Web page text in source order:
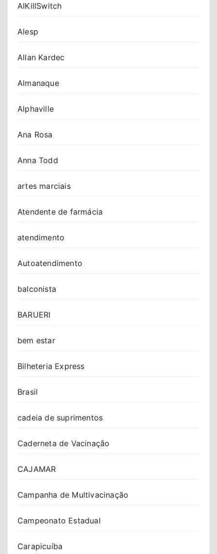
AIKillSwitch
Alesp
Allan Kardec
Almanaque
Alphaville
Ana Rosa
Anna Todd
artes marciais
Atendente de farmácia
atendimento
Autoatendimento
balconista
BARUERI
bem estar
Bilheteria Express
Brasil
cadeia de suprimentos
Caderneta de Vacinação
CAJAMAR
Campanha de Multivacinação
Campeonato Estadual
Carapicuíba